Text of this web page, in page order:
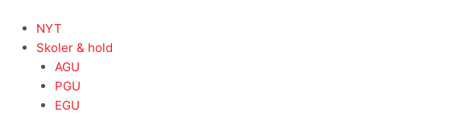
indholdet
NYT
Skoler & hold
AGU
PGU
EGU